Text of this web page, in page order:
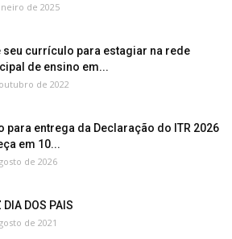
de 2025
seu currículo para estagiar na rede
de ensino em...
de 2022
para entrega da Declaração do ITR 2026
em 10...
de 2026
DIA DOS PAIS
de 2021